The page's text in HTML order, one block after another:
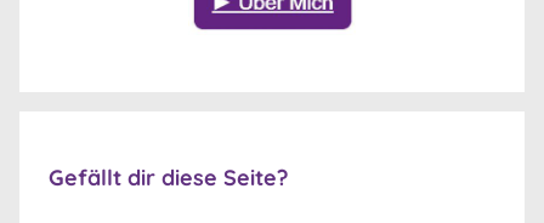
Gefällt dir diese Seite?